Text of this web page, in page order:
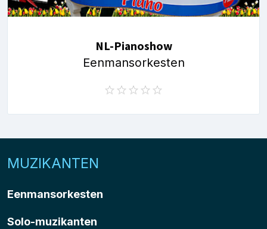
NL-Pianoshow
Eenmansorkesten
MUZIKANTEN
Eenmansorkesten
Solo-muzikanten